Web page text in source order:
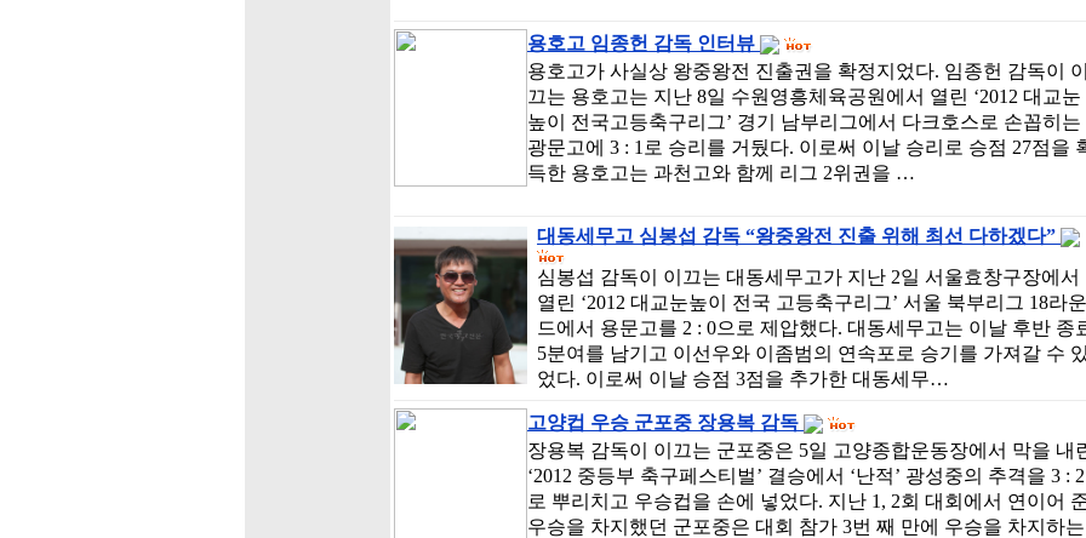
용호고 임종헌 감독 인터뷰
용호고가 사실상 왕중왕전 진출권을 확정지었다. 임종헌 감독이 이
끄는 용호고는 지난 8일 수원영흥체육공원에서 열린 ‘2012 대교눈
높이 전국고등축구리그’ 경기 남부리그에서 다크호스로 손꼽히는
광문고에 3 : 1로 승리를 거뒀다. 이로써 이날 승리로 승점 27점을
득한 용호고는 과천고와 함께 리그 2위권을 …
대동세무고 심봉섭 감독 “왕중왕전 진출 위해 최선 다하겠다”
심봉섭 감독이 이끄는 대동세무고가 지난 2일 서울효창구장에서
열린 ‘2012 대교눈높이 전국 고등축구리그’ 서울 북부리그 18라운
드에서 용문고를 2 : 0으로 제압했다. 대동세무고는 이날 후반 종
5분여를 남기고 이선우와 이좀범의 연속포로 승기를 가져갈 수 있
었다. 이로써 이날 승점 3점을 추가한 대동세무…
고양컵 우승 군포중 장용복 감독
장용복 감독이 이끄는 군포중은 5일 고양종합운동장에서 막을 내
‘2012 중등부 축구페스티벌’ 결승에서 ‘난적’ 광성중의 추격을 3 : 2
로 뿌리치고 우승컵을 손에 넣었다. 지난 1, 2회 대회에서 연이어
우승을 차지했던 군포중은 대회 참가 3번 째 만에 우승을 차지하는